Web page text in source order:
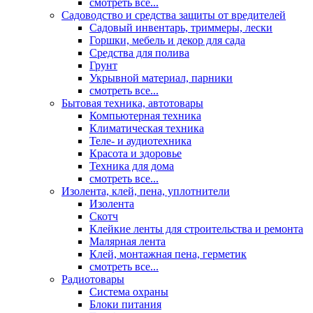
смотреть все...
Садоводство и средства защиты от вредителей
Садовый инвентарь, триммеры, лески
Горшки, мебель и декор для сада
Средства для полива
Грунт
Укрывной материал, парники
смотреть все...
Бытовая техника, автотовары
Компьютерная техника
Климатическая техника
Теле- и аудиотехника
Красота и здоровье
Техника для дома
смотреть все...
Изолента, клей, пена, уплотнители
Изолента
Скотч
Клейкие ленты для строительства и ремонта
Малярная лента
Клей, монтажная пена, герметик
смотреть все...
Радиотовары
Система охраны
Блоки питания